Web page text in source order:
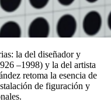
la del diseñador y
–1998) y la del artista
retoma la esencia de
de figuración y